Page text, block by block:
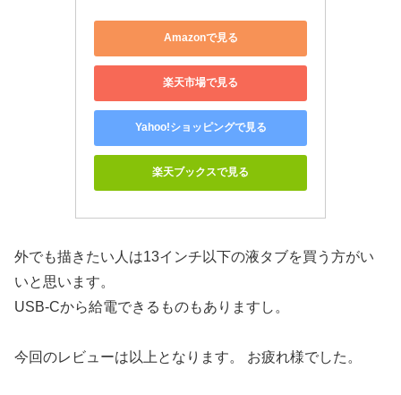
Amazonで見る
楽天市場で見る
Yahoo!ショッピングで見る
楽天ブックスで見る
外でも描きたい人は13インチ以下の液タブを買う方がい
いと思います。
USB-Cから給電できるものもありますし。
今回のレビューは以上となります。 お疲れ様でした。